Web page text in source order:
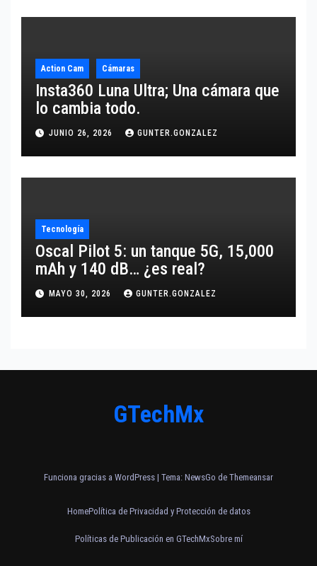
Action Cam Cámaras
Insta360 Luna Ultra; Una cámara que
lo cambia todo.
JUNIO 26, 2026 GUNTER.GONZALEZ
Tecnología
Oscal Pilot 5: un tanque 5G, 15,000
mAh y 140 dB… ¿es real?
MAYO 30, 2026 GUNTER.GONZALEZ
GTechMx
Funciona gracias a WordPress | Tema: NewsGo de Themeansar
HomePolítica de Privacidad y Protección de datos
Políticas de Publicación en GTechMxSobre mí